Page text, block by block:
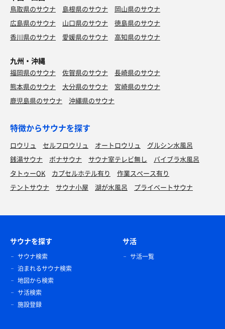
鳥取県のサウナ 島根県のサウナ
岡山県のサウナ
広島県のサウナ
山口県のサウナ
徳島県のサウナ
香川県のサウナ
愛媛県のサウナ 高知県のサウナ
九州・沖縄
福岡県のサウナ 佐賀県のサウナ
長崎県のサウナ
熊本県のサウナ
大分県のサウナ
宮崎県のサウナ
鹿児島県のサウナ
沖縄県のサウナ
特徴からサウナを探す
ロウリュ セルフロウリュ オートロウリュ
グルシン水風呂
銭湯サウナ
ボナサウナ サウナ室テレビ無し
バイブラ水風呂
タトゥーOK
カプセルホテル有り
作業スペース有り
テントサウナ
サウナ小屋 湖が水風呂 プライベートサウナ
サウナを探す
サウナ検索
泊まれるサウナ検索
地図から検索
サ活検索
施設登録
サ活
サ活一覧